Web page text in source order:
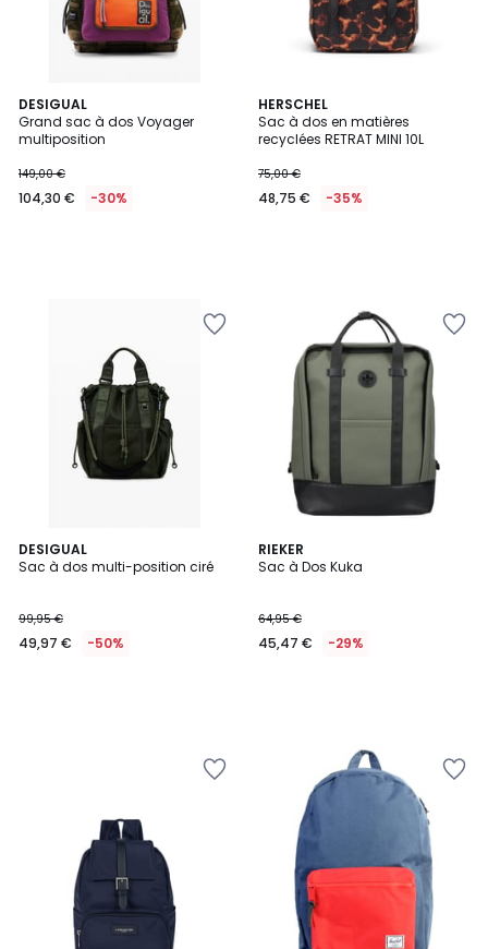
DESIGUAL
Grand sac à dos Voyager
multiposition
149,00 €
104,30 € -30%
HERSCHEL
Sac à dos en matières
recyclées RETRAT MINI 10L
75,00 €
48,75 € -35%
DESIGUAL
Sac à dos multi-position ciré
99,95 €
49,97 € -50%
RIEKER
Sac à Dos Kuka
64,95 €
45,47 € -29%